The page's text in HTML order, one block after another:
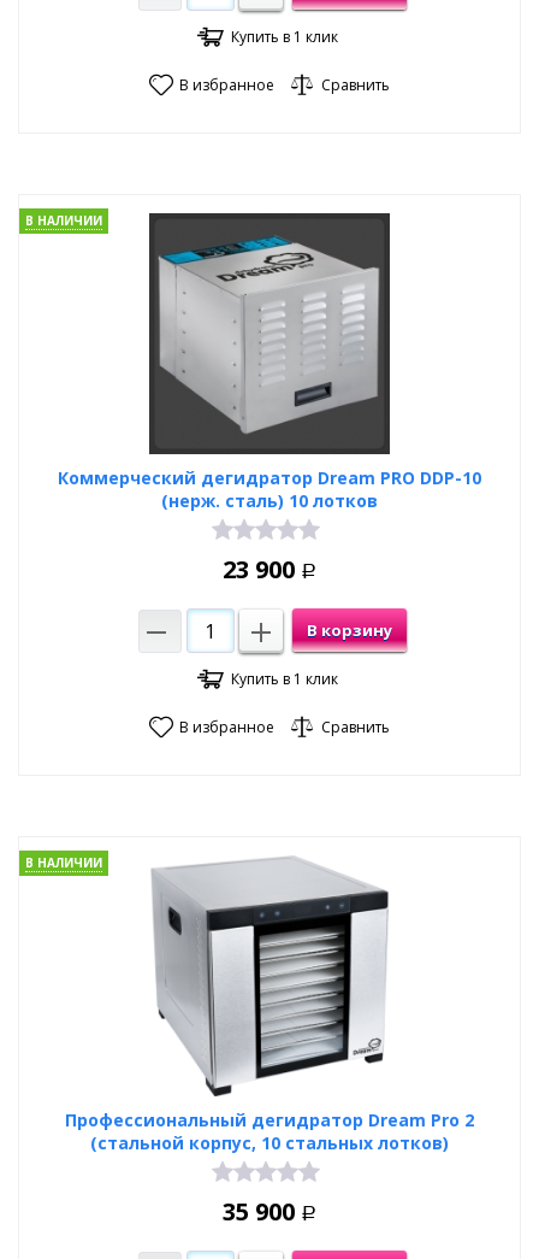
Купить в 1 клик
В избранное Сравнить
Коммерческий дегидратор Dream PRO DDP-10
(нерж. сталь) 10 лотков
В НАЛИЧИИ
23 900 Р
В корзину
Купить в 1 клик
В избранное Сравнить
Профессиональный дегидратор Dream Pro 2
(стальной корпус, 10 стальных лотков)
В НАЛИЧИИ
35 900 Р